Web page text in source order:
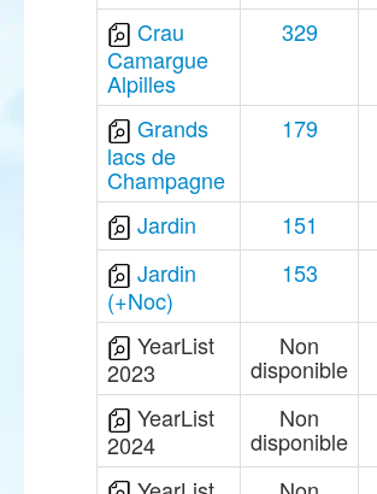
Crau
Camargue
Alpilles
329
Grands
lacs de
Champagne
179
Jardin 151
Jardin
(+Noc)
153
YearList
2023
Non
disponible
YearList
2024
Non
disponible